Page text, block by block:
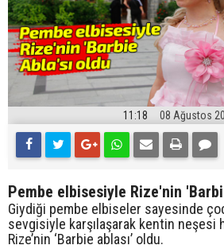
11:18 08 Ağustos
Pembe elbisesiyle Rize'nin
Giydiği pembe elbiseler sayesinde
sevgisiyle karşılaşarak kentin neşesi
Rize’nin ‘Barbie ablası’ oldu.